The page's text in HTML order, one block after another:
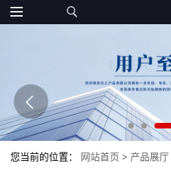
您当前的位置： 网站首页 > 产品展厅